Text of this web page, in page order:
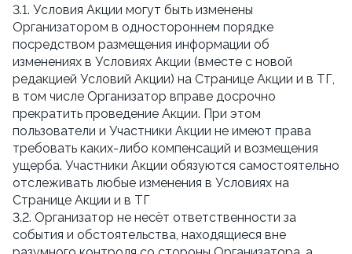
3.1. Условия Акции могут быть изменены
Организатором в одностороннем порядке
посредством размещения информации об
изменениях в Условиях Акции (вместе с новой
редакцией Условий Акции) на Странице Акции и в ТГ,
в том числе Организатор вправе досрочно
прекратить проведение Акции. При этом
пользователи и Участники Акции не имеют права
требовать каких-либо компенсаций и возмещения
ущерба. Участники Акции обязуются самостоятельно
отслеживать любые изменения в Условиях на
Странице Акции и в ТГ
3.2. Организатор не несёт ответственности за
события и обстоятельства, находящиеся вне